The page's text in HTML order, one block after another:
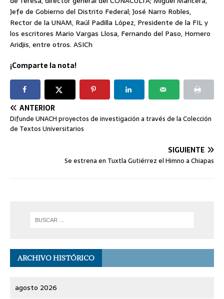
Jefe de Gobierno del Distrito Federal; José Narro Robles,
Rector de la UNAM, Raúl Padilla López, Presidente de la FIL y
los escritores Mario Vargas Llosa, Fernando del Paso, Homero
Aridjis, entre otros. ASICh
¡Comparte la nota!
ANTERIOR
Difunde UNACH proyectos de investigación a través de la Colección
de Textos Universitarios
SIGUIENTE
Se estrena en Tuxtla Gutiérrez el Himno a Chiapas
ARCHIVO HISTÓRICO
agosto 2026